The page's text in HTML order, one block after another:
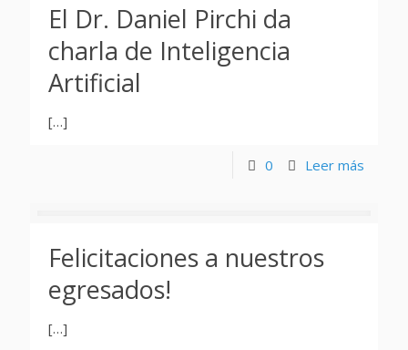
El Dr. Daniel Pirchi da
charla de Inteligencia
Artificial
[…]
0 Leer más
Felicitaciones a nuestros
egresados!
[…]